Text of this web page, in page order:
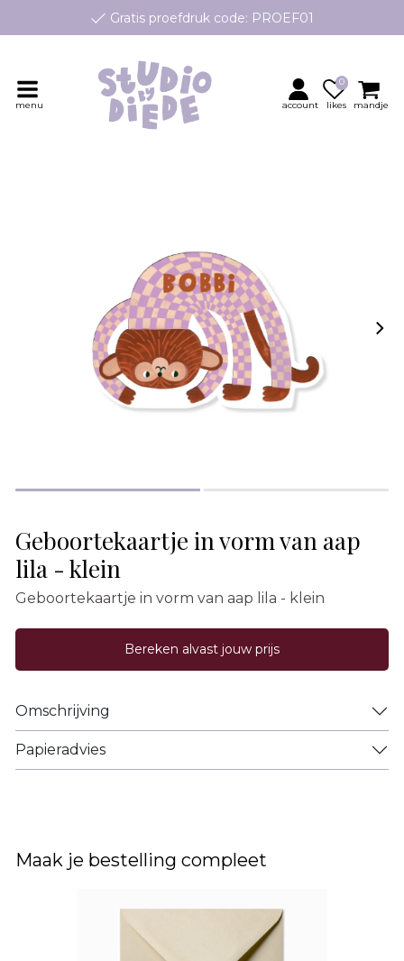
Gratis proefdruk code: PROEF01
geboortekaartjes op maat, speciaal ontworpen voor jouw
Persoonlijk contact en advies
menu account likes
0
mandje
Geboortekaartje in vorm van aap
lila - klein
Geboortekaartje in vorm van aap lila - klein
Bereken alvast jouw prijs
Omschrijving
Papieradvies
Maak je bestelling compleet